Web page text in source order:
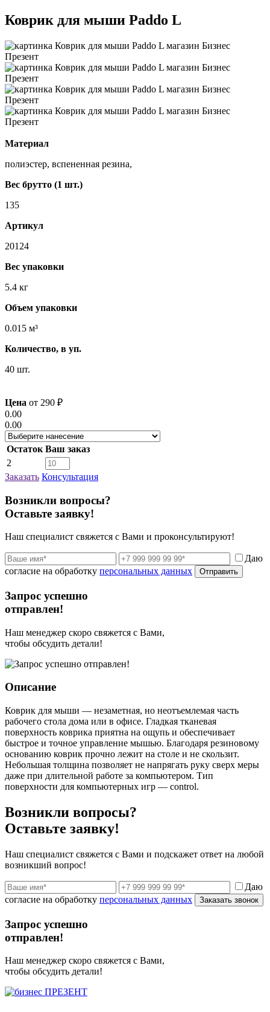
Коврик для мыши Paddo L
Материал
полиэстер, вспененная резина,
Вес брутто (1 шт.)
135
Артикул
20124
Вес упаковки
5.4 кг
Объем упаковки
0.015 м³
Количество, в уп.
40 шт.
Цена от 290 ₽
0.00
0.00
Остаток Ваш заказ
2
Заказать Консультация
Возникли вопросы?
Оставьте заявку!
Наш специалист свяжется с Вами и проконсультируют!
Даю
согласие на обработку персональных данных Отправить
Запрос успешно
отправлен!
Наш менеджер скоро свяжется с Вами,
чтобы обсудить детали!
Описание
Коврик для мыши — незаметная, но неотъемлемая часть
рабочего стола дома или в офисе. Гладкая тканевая
поверхность коврика приятна на ощупь и обеспечивает
быстрое и точное управление мышью. Благодаря резиновому
основанию коврик прочно лежит на столе и не скользит.
Небольшая толщина позволяет не напрягать руку сверх меры
даже при длительной работе за компьютером. Тип
поверхности для компьютерных игр — control.
Возникли вопросы?
Оставьте заявку!
Наш специалист свяжется с Вами и подскажет ответ на любой
возникший вопрос!
Даю
согласие на обработку персональных данных Заказать звонок
Запрос успешно
отправлен!
Наш менеджер скоро свяжется с Вами,
чтобы обсудить детали!